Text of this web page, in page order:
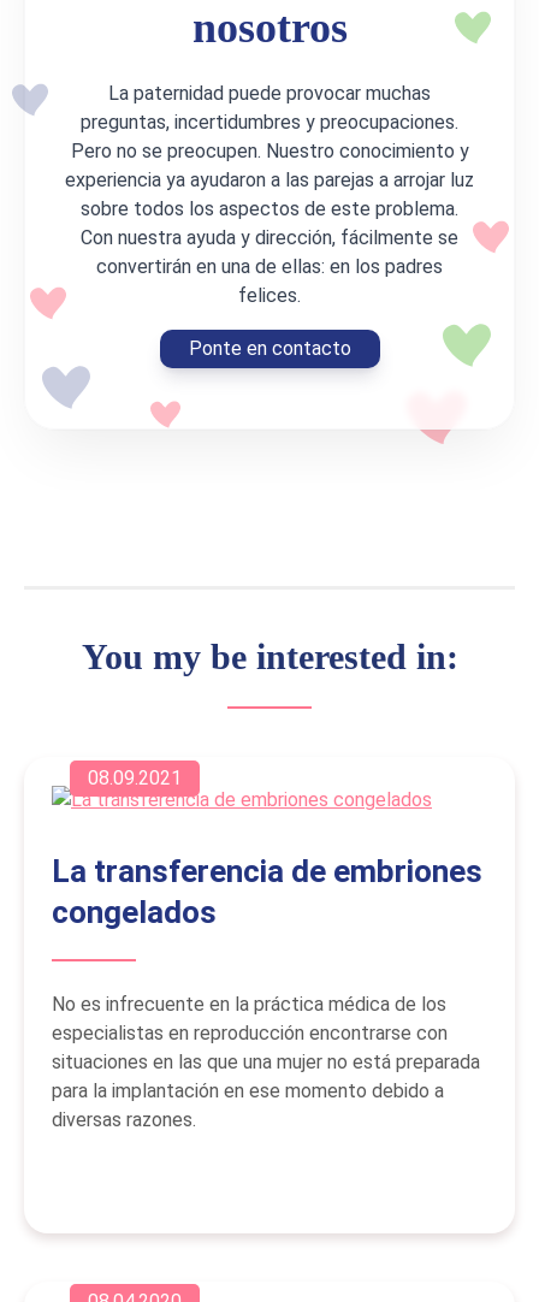
nosotros
La paternidad puede provocar muchas
preguntas, incertidumbres y preocupaciones.
Pero no se preocupen. Nuestro conocimiento y
experiencia ya ayudaron a las parejas a arrojar luz
sobre todos los aspectos de este problema.
Con nuestra ayuda y dirección, fácilmente se
convertirán en una de ellas: en los padres
felices.
Ponte en contacto
You my be interested in:
08.09.2021
La transferencia de embriones
congelados
No es infrecuente en la práctica médica de los
especialistas en reproducción encontrarse con
situaciones en las que una mujer no está preparada
para la implantación en ese momento debido a
diversas razones.